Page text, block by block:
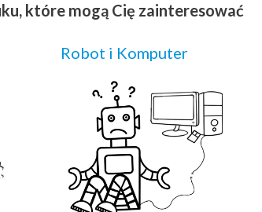
które mogą Cię zainteresować
Robot i Komputer